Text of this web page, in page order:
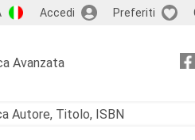
Accedi Preferiti
Avanzata